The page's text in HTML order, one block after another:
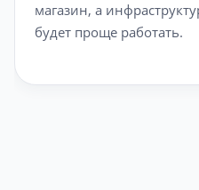
магазин, а
будет проще работать.